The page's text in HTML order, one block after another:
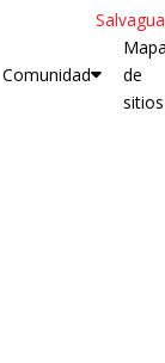
Comunidad
de
sitios